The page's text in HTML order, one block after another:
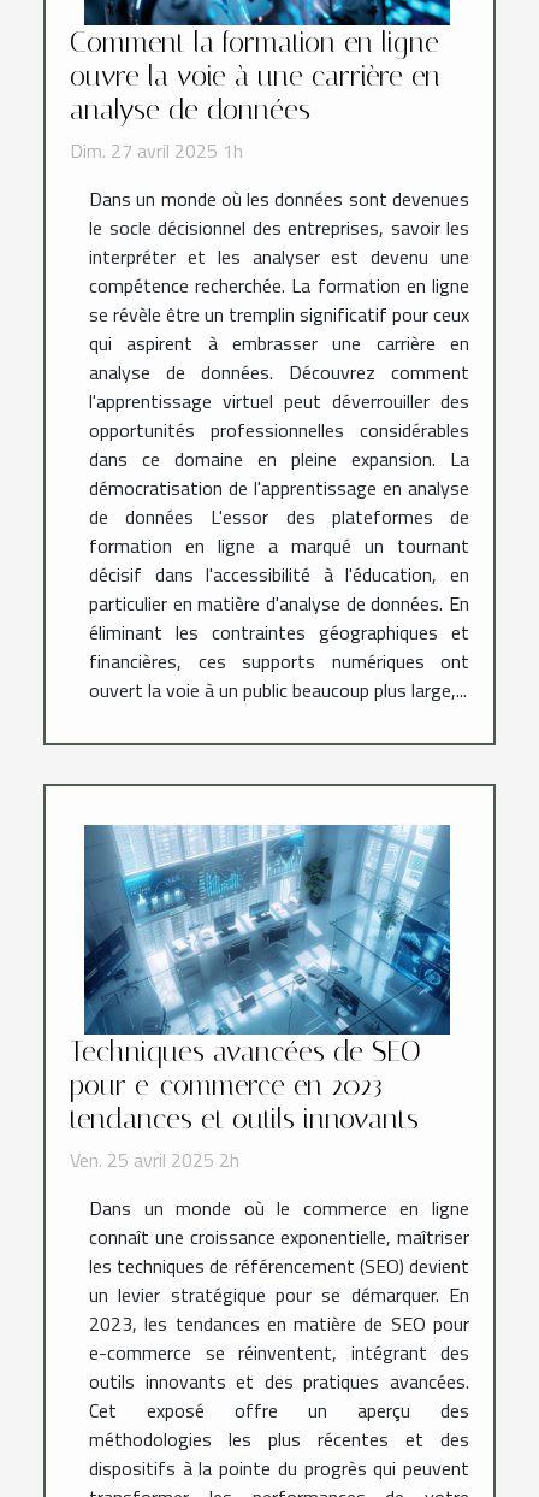
Comment la formation en ligne
ouvre la voie à une carrière en
analyse de données
Dim. 27 avril 2025 1h
Dans un monde où les données sont devenues
le socle décisionnel des entreprises, savoir les
interpréter et les analyser est devenu une
compétence recherchée. La formation en ligne
se révèle être un tremplin significatif pour ceux
qui aspirent à embrasser une carrière en
analyse de données. Découvrez comment
l'apprentissage virtuel peut déverrouiller des
opportunités professionnelles considérables
dans ce domaine en pleine expansion. La
démocratisation de l'apprentissage en analyse
de données L'essor des plateformes de
formation en ligne a marqué un tournant
décisif dans l'accessibilité à l'éducation, en
particulier en matière d'analyse de données. En
éliminant les contraintes géographiques et
financières, ces supports numériques ont
ouvert la voie à un public beaucoup plus large,...
Techniques avancées de SEO
pour e-commerce en 2023
tendances et outils innovants
Ven. 25 avril 2025 2h
Dans un monde où le commerce en ligne
connaît une croissance exponentielle, maîtriser
les techniques de référencement (SEO) devient
un levier stratégique pour se démarquer. En
2023, les tendances en matière de SEO pour
e-commerce se réinventent, intégrant des
outils innovants et des pratiques avancées.
Cet exposé offre un aperçu des
méthodologies les plus récentes et des
dispositifs à la pointe du progrès qui peuvent